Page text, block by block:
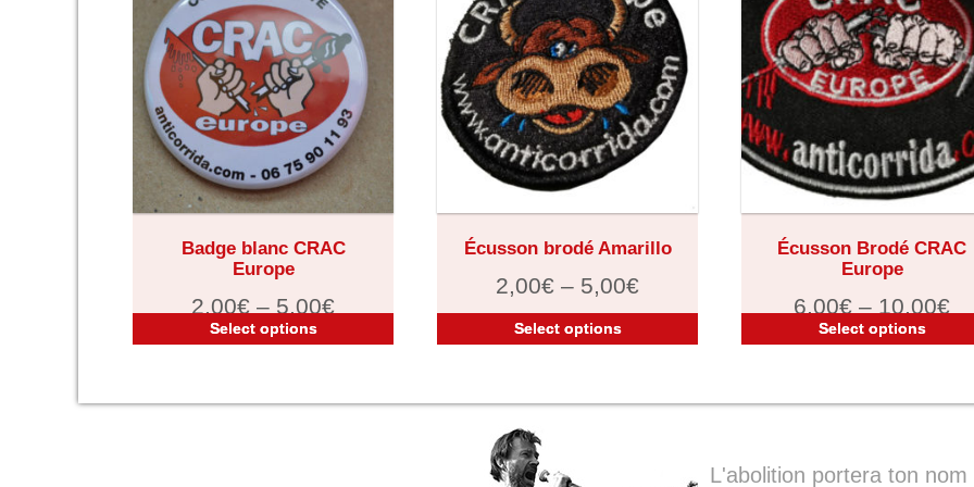
Badge blanc CRAC
Europe
2,00€ – 5,00€
Select options
Écusson brodé Amarillo
2,00€ – 5,00€
Select options
Écusson Brodé CRAC
Europe
6,00€ – 10,00€
Select options
L'abolition portera ton nom